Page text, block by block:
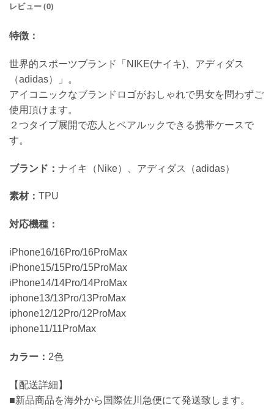
レビュー (0)
特徴：
世界的スポーツブランド「NIKE(ナイキ)、アディダス
（adidas）」。
アイコニックなブランドロゴがおしゃれで男女を問わずご
使用頂けます。
２つタイプ展開で恋人とペアルックできる携帯ケースで
す。
ブランド： ナイキ（Nike）、アディダス（adidas）
素材： TPU
対応機種：
iPhone16/16Pro/16ProMax
iPhone15/15Pro/15ProMax
iPhone14/14Pro/14ProMax
iphone13/13Pro/13ProMax
iphone12/12Pro/12ProMax
iphone11/11ProMax
カラー： 2色
【配送詳細】
■新品商品を海外から国際佐川急便にて発送致します。